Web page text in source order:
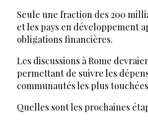
Seule une fraction des 200
et les pays en développement
obligations financières.
Les discussions à Rome
permettant de suivre les
communautés les plus
Quelles sont les prochaines